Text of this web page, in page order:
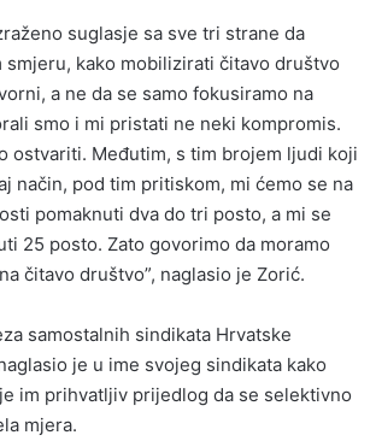
suglasje sa sve tri strane da
smjeru, kako mobilizirati čitavo društvo
a ne da se samo fokusiramo na
smo i mi pristati ne neki kompromis.
ostvariti. Međutim, s tim brojem ljudi koji
način, pod tim pritiskom, mi ćemo se na
pomaknuti dva do tri posto, a mi se
25 posto. Zato govorimo da moramo
čitavo društvo”, naglasio je Zorić.
samostalnih sindikata Hrvatske
je u ime svojeg sindikata kako
im prihvatljiv prijedlog da se selektivno
mjera.